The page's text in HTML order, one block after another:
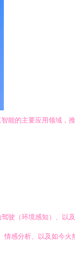
能的主要应用领域，
驶（环境感知）、以及
感分析、以及如今